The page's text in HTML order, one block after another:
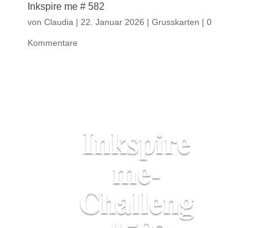
Inkspire me # 582
von Claudia | 22. Januar 2026 | Grusskarten | 0
Kommentare
Inkspire
me-
Challeng